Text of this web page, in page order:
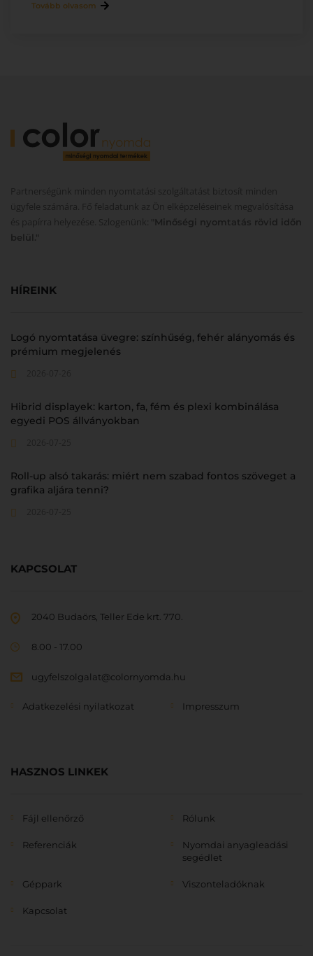
Tovább olvasom
Partnerségünk minden nyomtatási szolgáltatást biztosít minden
ügyfele számára. Fő feladatunk az Ön elképzeléseinek megvalósítása
és papírra helyezése. Szlogenünk:
"Minőségi nyomtatás rövid időn
belül."
HÍREINK
Logó nyomtatása üvegre: színhűség, fehér alányomás és
prémium megjelenés
Hibrid displayek: karton, fa, fém és plexi kombinálása
egyedi POS állványokban
Roll-up alsó takarás: miért nem szabad fontos szöveget a
grafika aljára tenni?
KAPCSOLAT
2040 Budaörs, Teller Ede krt. 770.
8.00 - 17.00
ugyfelszolgalat@colornyomda.hu
Adatkezelési nyilatkozat Impresszum
HASZNOS LINKEK
Fájl ellenőrző Rólunk
Referenciák
Nyomdai anyagleadási
segédlet
Géppark Viszonteladóknak
Kapcsolat